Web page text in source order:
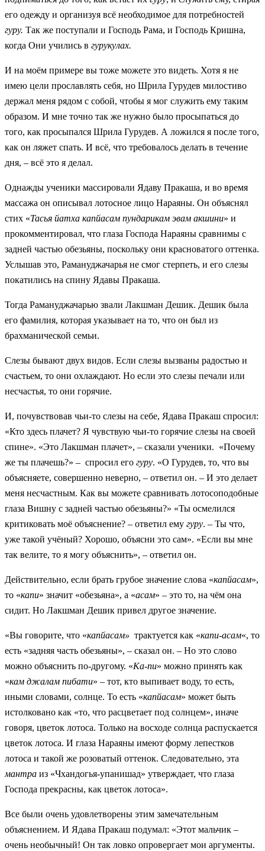
его одежду и организуя всё необходимое для потребностей
гуру. Так же поступали и Господь Рама, и Господь Кришна,
когда Они учились в гурукулах.
И на моём примере вы тоже можете это видеть. Хотя я не
имею цели прославлять себя, но Шрила Гурудев милостиво
держал меня рядом с собой, чтобы я мог служить ему таким
образом. И мне точно так же нужно было просыпаться до
того, как просыпался Шрила Гурудев. А ложился я после того,
как он ляжет спать. И всё, что требовалось делать в течение
дня, – всё это я делал.
Однажды ученики массировали Ядаву Пракаша, и во время
массажа он описывал лотосное лицо Нараяны. Он объяснял
стих «Тасья йатха капйасам пундарикам эвам акшини» и
прокомментировал, что глаза Господа Нараяны сравнимы с
задней частью обезьяны, поскольку они красноватого оттенка.
Услышав это, Рамануджачарья не смог стерпеть, и его слезы
покатились на спину Ядавы Пракаша.
Тогда Рамануджачарью звали Лакшман Дешик. Дешик была
его фамилия, которая указывает на то, что он был из
брахманической семьи.
Слезы бывают двух видов. Если слезы вызваны радостью и
счастьем, то они охлаждают. Но если это слезы печали или
несчастья, то они горячие.
И, почувствовав чьи-то слезы на себе, Ядава Пракаш спросил:
«Кто здесь плачет? Я чувствую чьи-то горячие слезы на своей
спине». «Это Лакшман плачет», – сказали ученики. «Почему
же ты плачешь?» – спросил его гуру. «О Гурудев, то, что вы
объясняете, совершенно неверно, – ответил он. – И это делает
меня несчастным. Как вы можете сравнивать лотосоподобные
глаза Вишну с задней частью обезьяны?» «Ты осмелился
критиковать моё объяснение? – ответил ему гуру. – Ты что,
уже такой учёный? Хорошо, объясни это сам». «Если вы мне
так велите, то я могу объяснить», – ответил он.
Действительно, если брать грубое значение слова «капйасам»,
то «капи» значит «обезьяна», а «асам» – это то, на чём она
сидит. Но Лакшман Дешик привел другое значение.
«Вы говорите, что «капйасам» трактуется как «капи-асам«, то
есть «задняя часть обезьяны», – сказал он. – Но это слово
можно объяснить по-другому. «Ка-пи» можно принять как
«кам джалам пибати» – тот, кто выпивает воду, то есть,
иными словами, солнце. То есть «капйасам» может быть
истолковано как «то, что расцветает под солнцем», иначе
говоря, цветок лотоса. Только на восходе солнца распускается
цветок лотоса. И глаза Нараяны имеют форму лепестков
лотоса и такой же розоватый оттенок. Следовательно, эта
мантра из «Чхандогья-упанишад» утверждает, что глаза
Господа прекрасны, как цветок лотоса».
Все были очень удовлетворены этим замечательным
объяснением. И Ядава Пракаш подумал: «Этот мальчик –
очень необычный! Он так ловко опровергает мои аргументы.